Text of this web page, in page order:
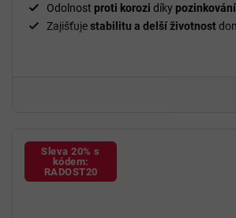
Odolnost proti korozi díky pozinkování
Zajišťujestabilitu a delší životnost
Sleva 20% s
kódem:
RADOST20